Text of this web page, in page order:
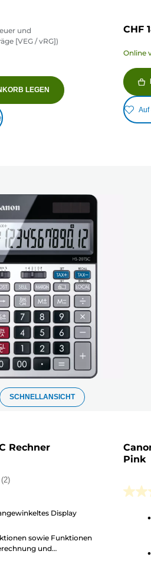
und
[VEG / vRG])
LEGEN
CHF
Online
Auf
SCHNELLANSICHT
Rechner
(2)
Display
sowie Funktionen
und
Pink
0.0